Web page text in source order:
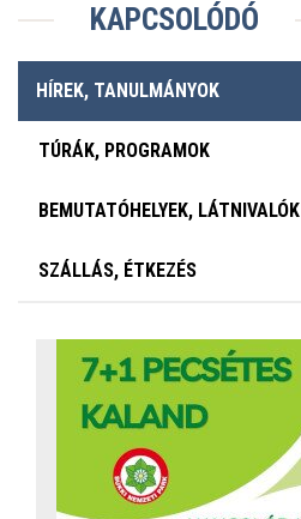
KAPCSOLÓDÓ
HÍREK, TANULMÁNYOK
TÚRÁK, PROGRAMOK
BEMUTATÓHELYEK, LÁTNIVALÓK
SZÁLLÁS, ÉTKEZÉS